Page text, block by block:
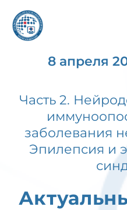
8 апреля
Часть 2.
заболевания
Эпилепсия и